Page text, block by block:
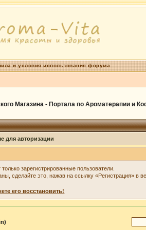
и условия использования форума
Магазина - Портала по Ароматерапии и
для авторизации
зарегистрированные пользователи.
сделайте это, нажав на ссылку «Регистрация» в
его восстановить!